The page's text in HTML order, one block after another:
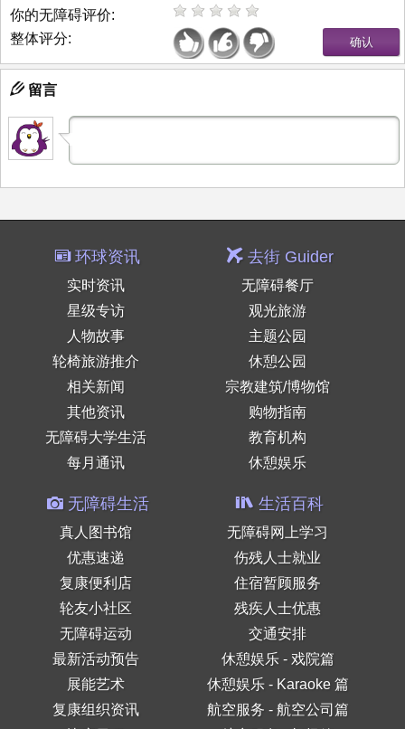
你的无障碍评价:
整体评分:
留言
环球资讯
实时资讯
星级专访
人物故事
轮椅旅游推介
相关新闻
其他资讯
无障碍大学生活
每月通讯
去街 Guider
无障碍餐厅
观光旅游
主题公园
休憩公园
宗教建筑/博物馆
购物指南
教育机构
休憩娱乐
无障碍生活
真人图书馆
优惠速递
复康便利店
轮友小社区
无障碍运动
最新活动预告
展能艺术
复康组织资讯
生活百科
无障碍网上学习
伤残人士就业
住宿暂顾服务
残疾人士优惠
交通安排
休憩娱乐 - 戏院篇
休憩娱乐 - Karaoke 篇
航空服务 - 航空公司篇